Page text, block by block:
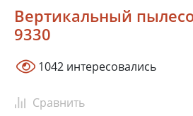
Вертикальный
9330
1042 интересовались
Сравнить
Москва
Ростов-на-Дону